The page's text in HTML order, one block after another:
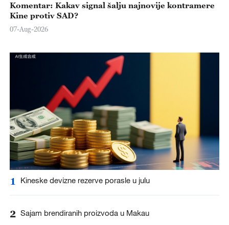
Komentar: Kakav signal šalju najnovije kontramere
Kine protiv SAD?
07-Aug-2026
1 Kineske devizne rezerve porasle u julu
2 Sajam brendiranih proizvoda u Makau